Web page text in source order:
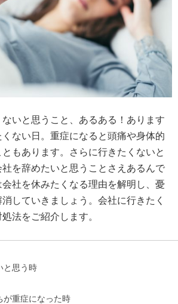
いと思うこと、あるある！あります
ない日。重症になると頭痛や身体的
もあります。さらに行きたくないと
を辞めたいと思うことさえあるんで
社を休みたくなる理由を解明し、憂
していきましょう。会社に行きたく
法をご紹介します。
と思う時
が重症になった時